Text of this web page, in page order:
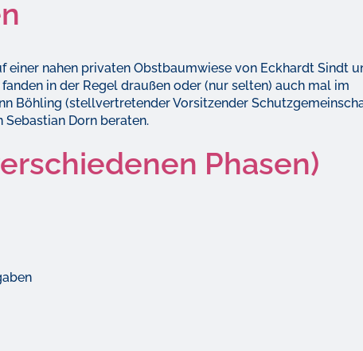
einer nahen privaten Obstbaumwiese von Eckhardt Sindt
in der Regel draußen oder (nur selten) auch mal im
Böhling (stellvertretender Vorsitzender
Dorn beraten.
Phasen)